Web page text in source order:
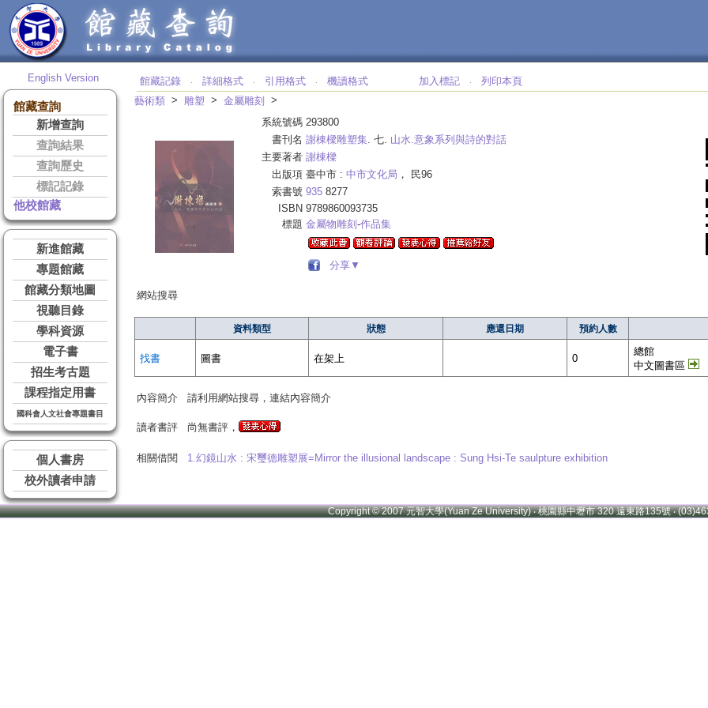
English Version
館藏查詢
新增查詢
查詢結果
查詢歷史
標記記錄
他校館藏
新進館藏
專題館藏
館藏分類地圖
視聽目錄
學科資源
電子書
招生考古題
課程指定用書
國科會人文社會專題書目
個人書房
校外讀者申請
館藏記錄 ‧ 詳細格式 ‧ 引用格式 ‧ 機讀格式 加入標記 ‧
列印本頁
藝術類 > 雕塑 > 金屬雕刻
>
系統號碼 293800
書刊名 謝棟樑雕塑集. 七. 山水.意象系列與詩的對話
主要著者 謝棟樑
出版項 臺中市 : 中市文化局 ， 民96
索書號 935 8277
ISBN 9789860093735
標題 金屬物雕刻 -作品集
分享▼
網站搜尋
資料類型 狀態 應還日期 預約人數
找書 圖書 在架上 0
總館
中文圖書區
內容簡介 請利用網站搜尋，連結內容簡介
讀者書評 尚無書評，
相關借閱 1.幻鏡山水 : 宋璽德雕塑展=Mirror the illusional landscape : Sung Hsi-Te saulpture exhibition
Copyright © 2007 元智大學(Yuan Ze University) ‧ 桃園縣中壢市 320 遠東路135號 ‧